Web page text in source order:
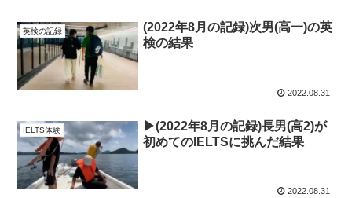
英検の記録
(2022年8月の記録)次男(高一)の英
検の結果
2022.08.31
IELTS体験
▶︎(2022年8月の記録)長男(高2)が
初めてのIELTSに挑んだ結果
2022.08.31